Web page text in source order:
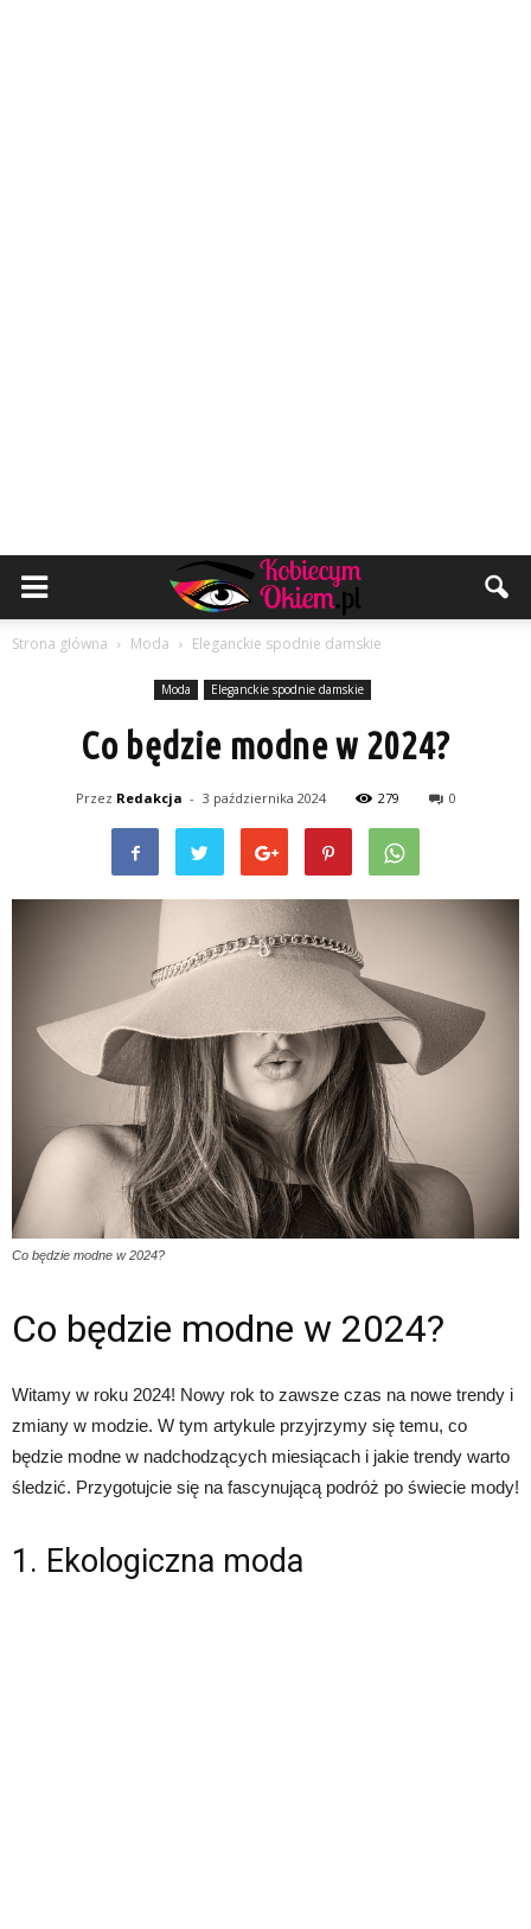
Strona główna Moda Eleganckie spodnie damskie
Moda Eleganckie spodnie damskie
Co będzie modne w 2024?
Przez Redakcja - 3 października 2024 279 0
Co będzie modne w 2024?
Co będzie modne w 2024?
Witamy w roku 2024! Nowy rok to zawsze czas na nowe trendy i
zmiany w modzie. W tym artykule przyjrzymy się temu, co
będzie modne w nadchodzących miesiącach i jakie trendy warto
śledzić. Przygotujcie się na fascynującą podróż po świecie mody!
1. Ekologiczna moda